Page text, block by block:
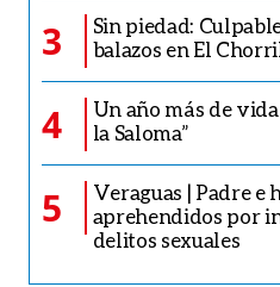
3
Sin piedad:
balazos en El
4
Un año más de
la Saloma”
5
Veraguas | Padre e
aprehendidos por
delitos sexuales